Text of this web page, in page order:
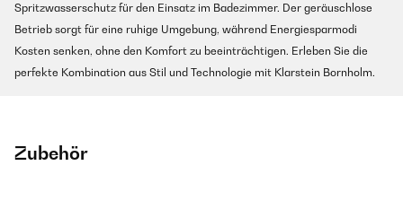
Spritzwasserschutz für den Einsatz im Badezimmer. Der geräuschlose
Betrieb sorgt für eine ruhige Umgebung, während Energiesparmodi
Kosten senken, ohne den Komfort zu beeinträchtigen. Erleben Sie die
perfekte Kombination aus Stil und Technologie mit Klarstein Bornholm.
Zubehör